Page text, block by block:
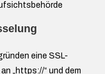
eine SSL-
„https://“ und dem